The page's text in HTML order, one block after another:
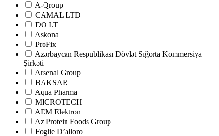
A-Qroup
CAMAL LTD
DO I.T
Askona
ProFix
Azərbaycan Respublikası Dövlət Sığorta Kommersiya
Şirkəti
Arsenal Group
BAKSAR
Aqua Pharma
MICROTECH
AEM Elektron
Az Protein Foods Group
Foglie D’alloro